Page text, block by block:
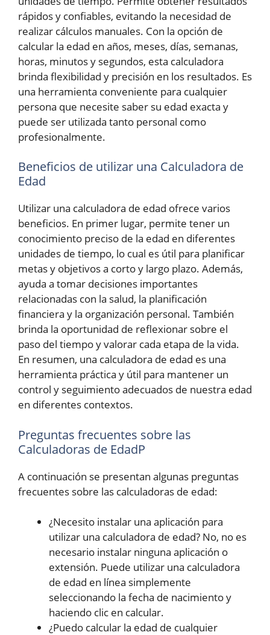
rápidos y confiables, evitando la necesidad de
realizar cálculos manuales. Con la opción de
calcular la edad en años, meses, días, semanas,
horas, minutos y segundos, esta calculadora
brinda flexibilidad y precisión en los resultados. Es
una herramienta conveniente para cualquier
persona que necesite saber su edad exacta y
puede ser utilizada tanto personal como
profesionalmente.
Beneficios de utilizar una Calculadora de
Edad
Utilizar una calculadora de edad ofrece varios
beneficios. En primer lugar, permite tener un
conocimiento preciso de la edad en diferentes
unidades de tiempo, lo cual es útil para planificar
metas y objetivos a corto y largo plazo. Además,
ayuda a tomar decisiones importantes
relacionadas con la salud, la planificación
financiera y la organización personal. También
brinda la oportunidad de reflexionar sobre el
paso del tiempo y valorar cada etapa de la vida.
En resumen, una calculadora de edad es una
herramienta práctica y útil para mantener un
control y seguimiento adecuados de nuestra edad
en diferentes contextos.
Preguntas frecuentes sobre las
Calculadoras de EdadP
A continuación se presentan algunas preguntas
frecuentes sobre las calculadoras de edad:
¿Necesito instalar una aplicación para
utilizar una calculadora de edad? No, no es
necesario instalar ninguna aplicación o
extensión. Puede utilizar una calculadora
de edad en línea simplemente
seleccionando la fecha de nacimiento y
haciendo clic en calcular.
¿Puedo calcular la edad de cualquier